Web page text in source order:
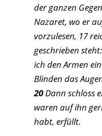
der ganzen
Nazaret, wo er
vorzulesen, 17
geschrieben
ich den Armen
Blinden das
20Dann schloss
waren auf ihn
habt, erfüllt.